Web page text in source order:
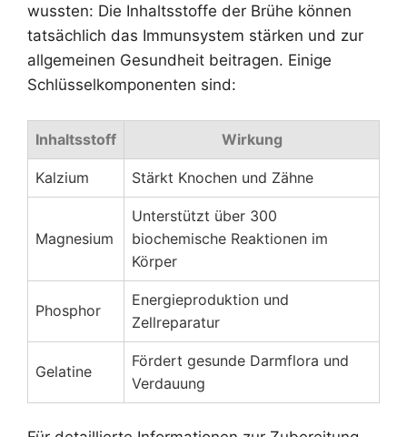
wussten: Die Inhaltsstoffe der Brühe können
tatsächlich das Immunsystem stärken und zur
allgemeinen Gesundheit beitragen. Einige
Schlüsselkomponenten sind:
Inhaltsstoff Wirkung
Kalzium Stärkt Knochen und Zähne
Magnesium
Unterstützt über 300
biochemische Reaktionen im
Körper
Phosphor
Energieproduktion und
Zellreparatur
Gelatine
Fördert gesunde Darmflora und
Verdauung